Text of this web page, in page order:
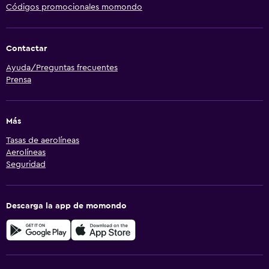
Códigos promocionales momondo
Contactar
Ayuda/Preguntas frecuentes
Prensa
Más
Tasas de aerolíneas
Aerolíneas
Seguridad
Descarga la app de momondo